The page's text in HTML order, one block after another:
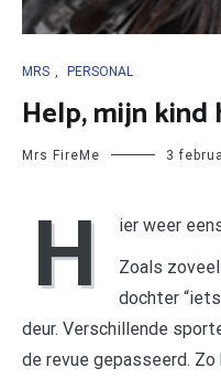
MRS , PERSONAL
Help, mijn
Mrs FireMe 3
H
ier weer
Zoals
dochter
deur. Verschillende
de revue gepasseerd.